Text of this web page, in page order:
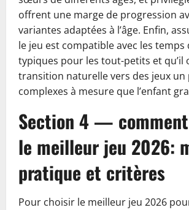
offrent une marge de progression
variantes adaptées à l’âge. Enfin,
le jeu est compatible avec les temps
typiques pour les tout-petits et qu’il
transition naturelle vers des jeux un
complexes à mesure que l’enfant
Section 4 —
le meilleur jeu 2026:
pratique et critères
Pour choisir le meilleur jeu 2026